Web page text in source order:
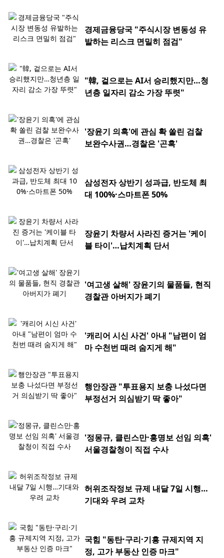
경제금융당국 "주식시장 변동성 유
발하는 리스크 면밀히 점검"
"韓, 겉으로는 AI서 승리했지만…청
년층 일자리 감소 가장 뚜렷"
'장윤기 의혹'에 관심 확 쏠린 검찰
보완수사권…경찰은 '곤혹'
삼성전자 상반기 성과급, 반도체 최
대 100%·스마트폰 50%
장윤기 차량서 사라진 증거는 '케이
블 타이'…납치계획 단서
'여고생 살해' 장윤기의 물품들, 현직
경찰관 아버지가 폐기
'캐리어 시신 사건' 아내 "남편이 엄
마 수천번 때려 숨지게 해"
행안장관 "투표용지 보충 나섰다면
부정선거 의심받기 딱 좋아"
'정몽규, 클린스만·홍명보 선임 의혹'
서울경찰청이 직접 수사
허위조작정보 규제 내달 7일 시행…
기대와 우려 교차
국힘 "동탄·구리·기흥 규제지역 지
정, 고가 부동산 인증 마크"